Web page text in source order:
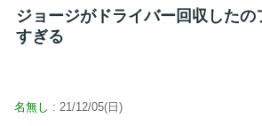
ジョージがドライバー回収したの
すぎる
名無し : 21/12/05(日)